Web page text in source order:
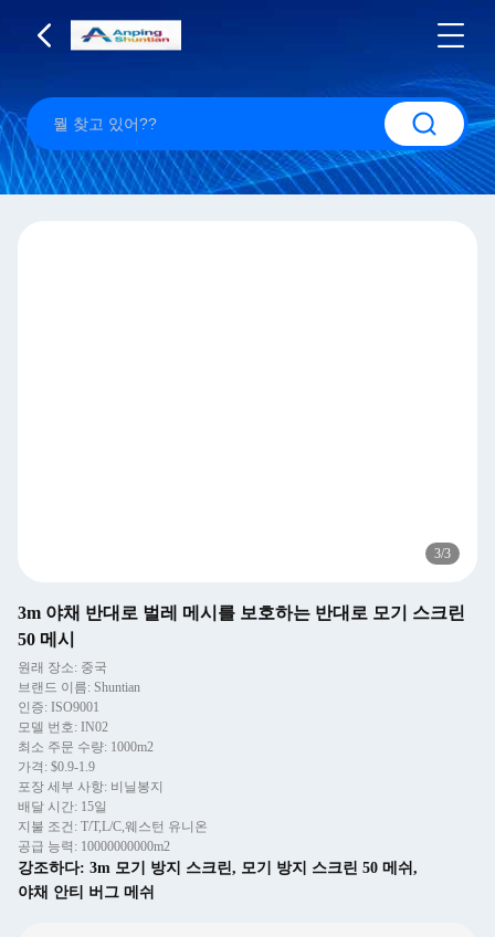
3/3
3m 야채 반대로 벌레 메시를 보호하는 반대로 모기 스크린
50 메시
원래 장소: 중국
브랜드 이름: Shuntian
인증: ISO9001
모델 번호: IN02
최소 주문 수량: 1000m2
가격: $0.9-1.9
포장 세부 사항: 비닐봉지
배달 시간: 15일
지불 조건: T/T,L/C,웨스턴 유니온
공급 능력: 10000000000m2
강조하다: 3m 모기 방지 스크린, 모기 방지 스크린 50 메쉬 ,
야채 안티 버그 메쉬